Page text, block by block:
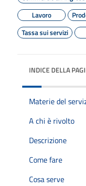
Lavoro
Tassa sui servizi
INDICE DELLA
Materie del
A chi è rivolto
Descrizione
Come fare
Cosa serve